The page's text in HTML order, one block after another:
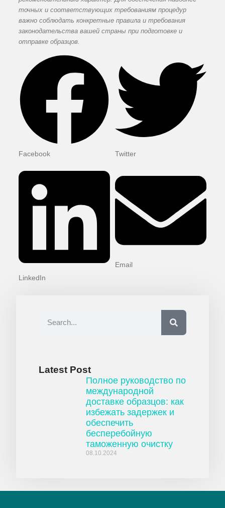
точных и соответствующих требованиям процедур
важно соблюдать конкретные правила и требования
законодательства вашей страны при подготовке и
отправке образцов.
Facebook Twitter
LinkedIn
Email
Latest Post
Полное руководство по
международной
доставке образцов: как
избежать задержек и
обеспечить
бесперебойную
таможенную очистку
08.10.2024